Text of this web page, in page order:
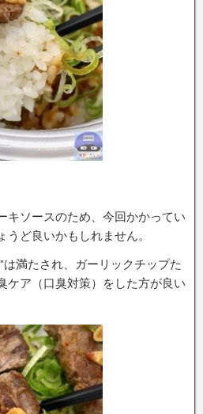
キソースのため、今回かかってい
ど良いかもしれません。
は満たされ、ガーリックチップた
ケア（口臭対策）をした方が良い